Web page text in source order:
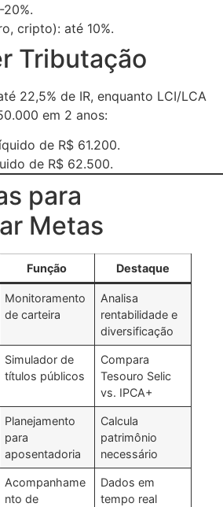
cripto): até 10%.
Tributação
22,5% de IR, enquanto LCI/LCA
em 2 anos:
de R$ 61.200.
de R$ 62.500.
para
Metas
Função Destaque
Monitoramento
de carteira
Analisa
rentabilidade e
diversificação
Simulador de
títulos públicos
Compara
Tesouro Selic
vs. IPCA+
Planejamento
para
aposentadoria
Calcula
patrimônio
necessário
Acompanhame
nto de
Dados em
tempo real